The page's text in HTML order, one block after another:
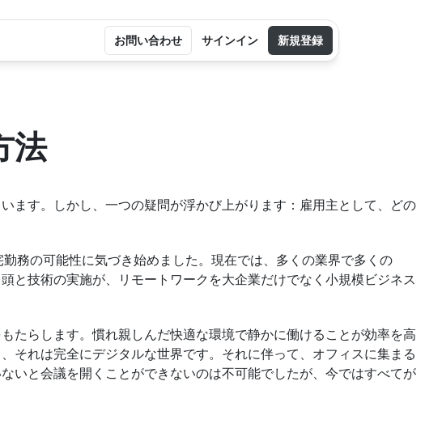
法
ます。しかし、一つの疑問が浮かび上がります：雇用主として、どの
務の可能性に気づき始めました。現在では、多くの業界で多くの
と技術の実施が、リモートワークを大企業だけでなく小規模ビジネス
たらします。慣れ親しんだ快適な環境で静かに働けることが効率を高
それは完全にデジタルな世界です。それに伴って、オフィスに集まる
いと会議を開くことができないのは不可能でしたが、今ではすべてが
お問い合わせ サインイン 新規登録